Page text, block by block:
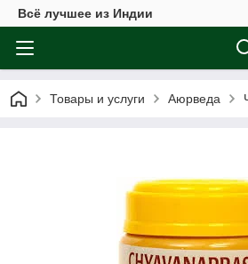
Всё лучшее из Индии
Товары и услуги Аюрведа